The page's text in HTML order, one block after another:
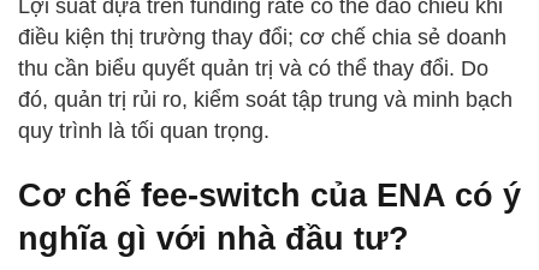
Lợi suất dựa trên funding rate có thể đảo chiều khi
điều kiện thị trường thay đổi; cơ chế chia sẻ doanh
thu cần biểu quyết quản trị và có thể thay đổi. Do
đó, quản trị rủi ro, kiểm soát tập trung và minh bạch
quy trình là tối quan trọng.
Cơ chế fee-switch của ENA có ý
nghĩa gì với nhà đầu tư?